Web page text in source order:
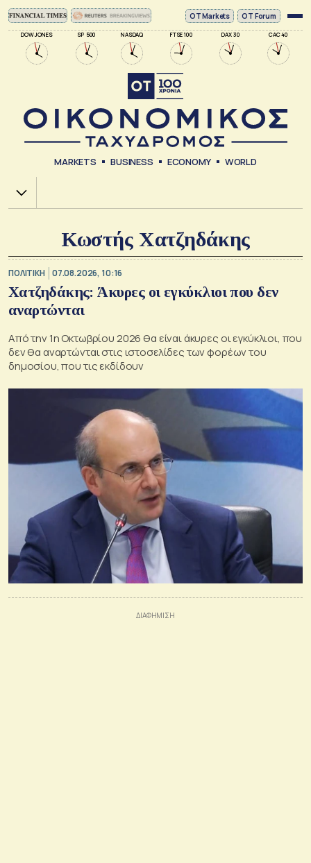
DOW JONES SP 500 NASDAQ FTSE 100 DAX 30 CAC 40
ΟΤ Markets OT Forum
MARKETS BUSINESS ECONOMY WORLD
Χ.Α.
Κωστής Χατζηδάκης
ΠΟΛΙΤΙΚΗ 07.08.2026, 10:16
Χατζηδάκης: Άκυρες οι εγκύκλιοι που δεν
αναρτώνται
Από την 1η Οκτωβρίου 2026 θα είναι άκυρες οι εγκύκλιοι, που
δεν θα αναρτώνται στις ιστοσελίδες των φορέων του
δημοσίου, που τις εκδίδουν